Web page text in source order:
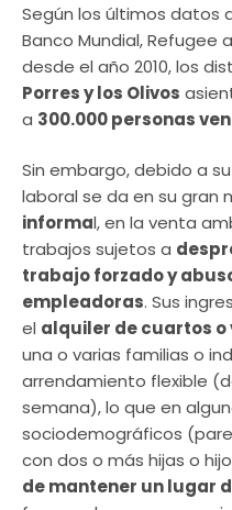
Según los últimos datos
Banco Mundial, Refugee
desde el año 2010, los
Porres y los Olivos
a 300.000 personas
Sin embargo, debido a
laboral se da en su gran
informal, en la venta
trabajos sujetos a
trabajo forzado y
empleadoras. Sus
el alquiler de cuartos
una o varias familias o
arrendamiento flexible
semana), lo que en
sociodemográficos
con dos o más hijas o
de mantener un lugar